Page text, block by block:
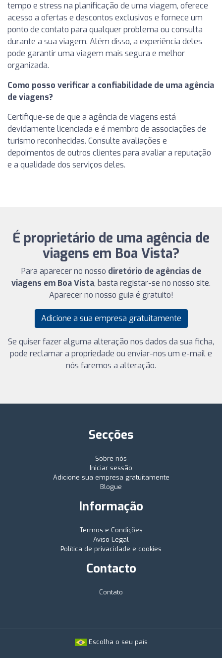
tempo e stress na planificação de uma viagem, oferece
acesso a ofertas e descontos exclusivos e fornece um
ponto de contato para qualquer problema ou consulta
durante a sua viagem. Além disso, a experiência deles
pode garantir uma viagem mais segura e melhor
organizada.
Como posso verificar a confiabilidade de uma agência
de viagens?
Certifique-se de que a agência de viagens está
devidamente licenciada e é membro de associações de
turismo reconhecidas. Consulte avaliações e
depoimentos de outros clientes para avaliar a reputação
e a qualidade dos serviços deles.
É proprietário de uma agência de
viagens em Boa Vista?
Para aparecer no nosso diretório de agências de
viagens em Boa Vista, basta registar-se no nosso site.
Aparecer no nosso guia é gratuito!
Adicione a sua empresa gratuitamente
Se quiser fazer alguma alteração nos dados da sua ficha,
pode reclamar a propriedade ou enviar-nos um e-mail e
nós faremos a alteração.
Secções
Sobre nós
Iniciar sessão
Adicione sua empresa gratuitamente
Blogue
Informação
Termos e Condições
Aviso Legal
Política de privacidade e cookies
Contacto
Contato
Escolha o seu país